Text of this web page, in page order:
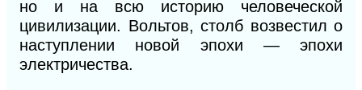
но и на всю историю человеческой
цивилизации. Вольтов, столб возвестил о
наступлении новой эпохи — эпохи
электричества.